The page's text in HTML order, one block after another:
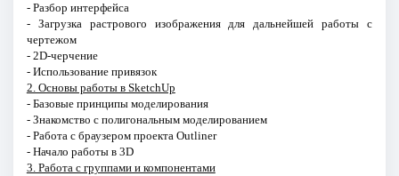
- Разбор интерфейса
- Загрузка растрового изображения для дальнейшей работы с
чертежом
- 2D-черчение
- Использование привязок
2. Основы работы в SketchUp
- Базовые принципы моделирования
- Знакомство с полигональным моделированием
- Работа с браузером проекта Outliner
- Начало работы в 3D
3. Работа с группами и компонентами